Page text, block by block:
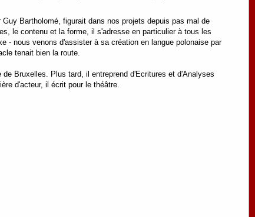
Bartholomé, figurait dans nos projets depuis pas mal de
le contenu et la forme, il s'adresse en particulier à tous les
- nous venons d'assister à sa création en langue polonaise par
tenait bien la route.
Bruxelles. Plus tard, il entreprend d'Ecritures et d'Analyses
d'acteur, il écrit pour le théâtre.